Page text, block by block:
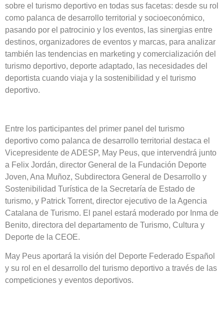
sobre el turismo deportivo en todas sus facetas: desde su rol
como palanca de desarrollo territorial y socioeconómico,
pasando por el patrocinio y los eventos, las sinergias entre
destinos, organizadores de eventos y marcas, para analizar
también las tendencias en marketing y comercialización del
turismo deportivo, deporte adaptado, las necesidades del
deportista cuando viaja y la sostenibilidad y el turismo
deportivo.
Entre los participantes del primer panel del turismo
deportivo como palanca de desarrollo territorial destaca el
Vicepresidente de ADESP, May Peus, que intervendrá junto
a Felix Jordán, director General de la Fundación Deporte
Joven, Ana Muñoz, Subdirectora General de Desarrollo y
Sostenibilidad Turística de la Secretaría de Estado de
turismo, y Patrick Torrent, director ejecutivo de la Agencia
Catalana de Turismo. El panel estará moderado por Inma de
Benito, directora del departamento de Turismo, Cultura y
Deporte de la CEOE.
May Peus aportará la visión del Deporte Federado Español
y su rol en el desarrollo del turismo deportivo a través de las
competiciones y eventos deportivos.